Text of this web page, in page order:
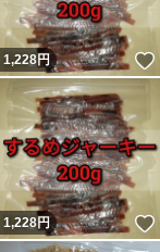
いいね！
1,228円
いいね！
1,228円